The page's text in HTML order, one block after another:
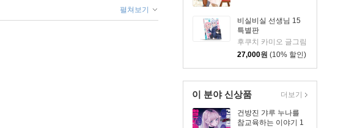
비실비실 선생님 15
특별판
후쿠치 카미오 글그림
27,000원 (10% 할인)
이 분야 신상품
건방진 갸루 누나를
참교육하는 이야기 1
더보기
펼쳐보기